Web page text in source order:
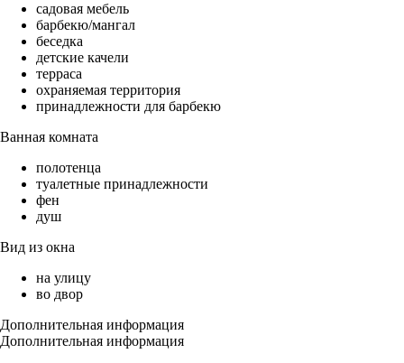
садовая мебель
барбекю/мангал
беседка
детские качели
терраса
охраняемая территория
принадлежности для барбекю
Ванная комната
полотенца
туалетные принадлежности
фен
душ
Вид из окна
на улицу
во двор
Дополнительная информация
Дополнительная информация